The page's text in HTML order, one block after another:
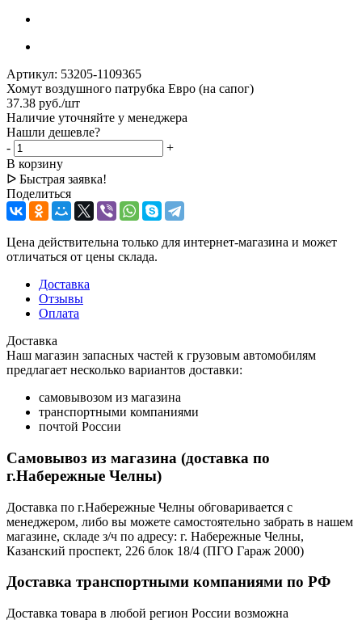
Артикул: 53205-1109365
Хомут воздушного патрубка Евро (на сапог)
37.38 руб./шт
Наличие уточняйте у менеджера
Нашли дешевле?
-
+
В корзину
ᐅ Быстрая заявка!
Поделиться
Цена действительна только для интернет-магазина и может
отличаться от цены склада.
Доставка
Отзывы
Оплата
Доставка
Наш магазин запасных частей к грузовым автомобилям
предлагает несколько вариантов доставки:
самовывозом из магазина
транспортными компаниями
почтой России
Самовывоз из магазина (доставка по
г.Набережные Челны)
Доставка по г.Набережные Челны обговаривается с
менеджером, либо вы можете самостоятельно забрать в нашем
магазине, складе з/ч по адресу: г. Набережные Челны,
Казанский проспект, 226 блок 18/4 (ПГО Гараж 2000)
Доставка транспортными компаниями по РФ
Доставка товара в любой регион России возможна